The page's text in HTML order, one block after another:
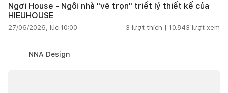
Ngơi House - Ngôi nhà "vẽ trọn" triết lý thiết kế của
HIEUHOUSE
27/06/2026, lúc 10:00 3 lượt thích | 10.843 lượt xem
NNA Design